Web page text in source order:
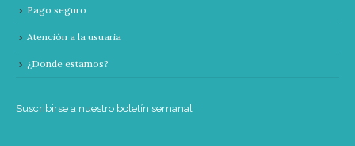
Pago seguro
Atención a la usuaria
¿Donde estamos?
Suscribirse a nuestro boletín semanal